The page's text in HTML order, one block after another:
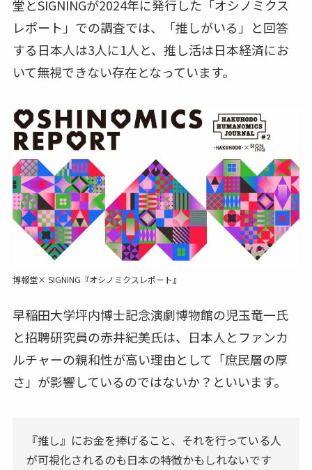
堂とSIGNINGが2024年に発行した「オシノミクス
レポート」での調査では、「推しがいる」と回答
する日本人は3人に1人と、推し活は日本経済にお
いて無視できない存在となっています。
博報堂× SIGNING『オシノミクスレポート』
早稲田大学坪内博士記念演劇博物館の児玉竜一氏
と招聘研究員の赤井紀美氏は、日本人とファンカ
ルチャーの親和性が高い理由として「庶民層の厚
さ」が影響しているのではないか？といいます。
『推し』にお金を捧げること、それを行っている人
が可視化されるのも日本の特徴かもしれないです